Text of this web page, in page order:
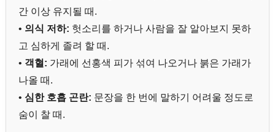
간 이상 유지될 때.
• 의식 저하: 헛소리를 하거나 사람을 잘 알아보지 못하
고 심하게 졸려 할 때.
• 객혈: 가래에 선홍색 피가 섞여 나오거나 붉은 가래가
나올 때.
• 심한 호흡 곤란: 문장을 한 번에 말하기 어려울 정도로
숨이 찰 때.